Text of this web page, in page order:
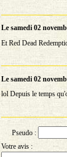
Le samedi 02
Et Red Dead
Le samedi 02
lol Depuis le temps
Pseudo :
Votre avis :